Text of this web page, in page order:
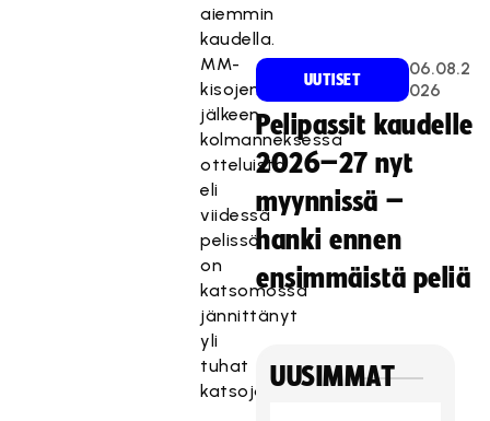
aiemmin
kaudella.
MM-
kisojen
jälkeen
kolmanneksessa
otteluista
eli
viidessä
pelissä
on
katsomossa
jännittänyt
yli
tuhat
katsojaa.
UUTISET
06.08.2
026
Pelipassit kaudelle
2026–27 nyt
myynnissä –
hanki ennen
ensimmäistä peliä
UUSIMMAT